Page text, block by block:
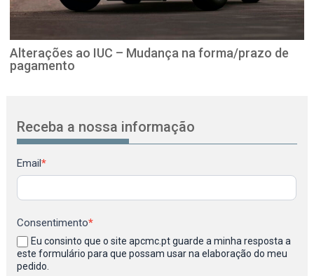
Alterações ao IUC – Mudança na forma/prazo de
pagamento
Receba a nossa informação
Newsletter
Email*
Consentimento*
Eu consinto que o site apcmc.pt guarde a minha resposta a
este formulário para que possam usar na elaboração do meu
pedido.